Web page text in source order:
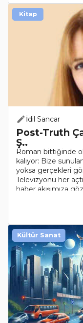
İdil Sancar
Post-Truth
Ş..
Roman bittiğinde
kalıyor: Bize
yoksa gerçekleri
Televizyonu her
haber akışımıza
Kitap
Kültür Sanat